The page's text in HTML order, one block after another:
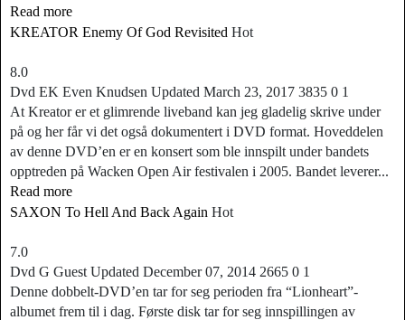
Read more
KREATOR Enemy Of God Revisited Hot
8.0
Dvd EK Even Knudsen Updated March 23, 2017 3835 0 1
At Kreator er et glimrende liveband kan jeg gladelig skrive under
på og her får vi det også dokumentert i DVD format. Hoveddelen
av denne DVD’en er en konsert som ble innspilt under bandets
opptreden på Wacken Open Air festivalen i 2005. Bandet leverer...
Read more
SAXON To Hell And Back Again Hot
7.0
Dvd G Guest Updated December 07, 2014 2665 0 1
Denne dobbelt-DVD’en tar for seg perioden fra “Lionheart”-
albumet frem til i dag. Første disk tar for seg innspillingen av